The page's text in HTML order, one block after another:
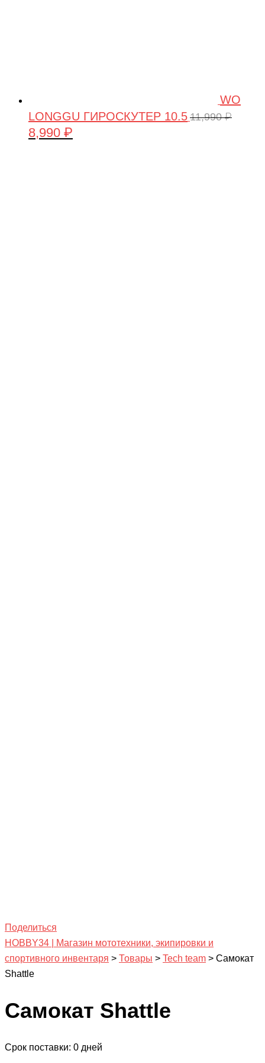
WO
LONGGU ГИРОСКУТЕР 10.5 11,990₽
Первоначальная
8,990 ₽
Поделиться
HOBBY34 | Магазин мототехники, экипировки и
спортивного инвентаря > Товары > Tech team > Самокат
Shattle
Самокат Shattle
Срок поставки: 0 дней